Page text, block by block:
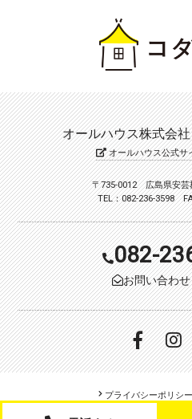
オールハウス株式会
オールハウス公式サ
〒735-0012 広島県安芸
TEL：082-236-3598
082-
お問い合わ
プライバシーポリシー